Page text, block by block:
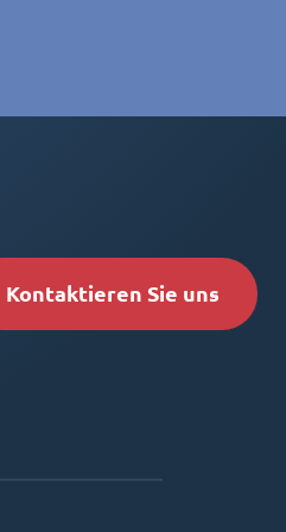
Kontaktieren Sie uns